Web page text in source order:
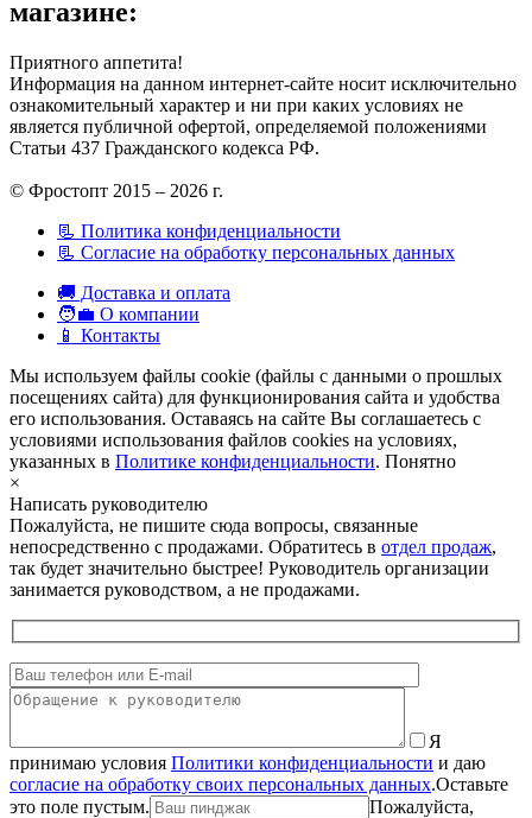
магазине:
Приятного аппетита!
Информация на данном интернет-сайте носит исключительно
ознакомительный характер и ни при каких условиях не
является публичной офертой, определяемой положениями
Статьи 437 Гражданского кодекса РФ.
© Фростопт 2015 – 2026 г.
📃 Политика конфиденциальности
📃 Согласие на обработку персональных данных
🚚 Доставка и оплата
🧑‍💼 О компании
📱 Контакты
Мы используем файлы cookie (файлы с данными о прошлых
посещениях сайта) для функционирования сайта и удобства
его использования. Оставаясь на сайте Вы соглашаетесь с
условиями использования файлов cookies на условиях,
указанных в Политике конфиденциальности. Понятно
×
Написать руководителю
Пожалуйста, не пишите сюда вопросы, связанные
непосредственно с продажами. Обратитесь в отдел продаж,
так будет значительно быстрее! Руководитель организации
занимается руководством, а не продажами.
Я
принимаю условия Политики конфиденциальности и даю
согласие на обработку своих персональных данных.Оставьте
это поле пустым.
Пожалуйста,